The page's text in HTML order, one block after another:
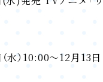
水）10:00～12月13日